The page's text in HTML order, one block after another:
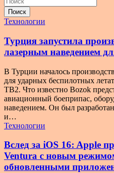
Поиск
Технологии
Турция запустила
лазерным наведением
В Турции началось
для ударных беспилотных
TB2. Что известно Bozok
авиационный боеприпас,
наведением. Он был
и…
Технологии
Вслед за iOS 16: Apple
Ventura с новым
обновленными